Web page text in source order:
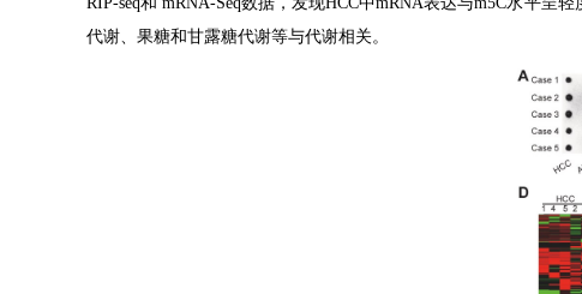
代谢、果糖和甘露糖代谢等与代谢相关。